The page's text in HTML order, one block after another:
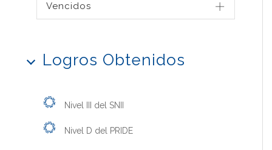
Vencidos
Logros Obtenidos
Nivel III del SNII
Nivel D del PRIDE